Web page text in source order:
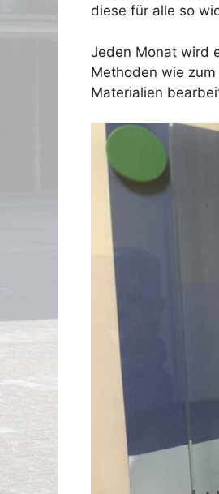
diese für alle so
Jeden Monat wird
Methoden wie
Materialien